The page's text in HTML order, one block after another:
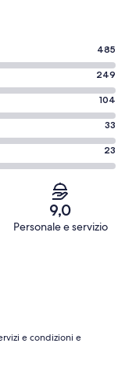
485
249
104
33
23
9,0
Personale e servizio
e condizioni e